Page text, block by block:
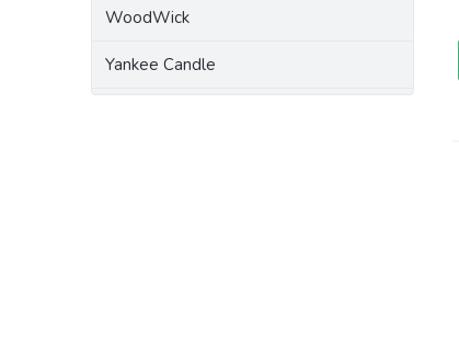
WoodWick
Yankee Candle